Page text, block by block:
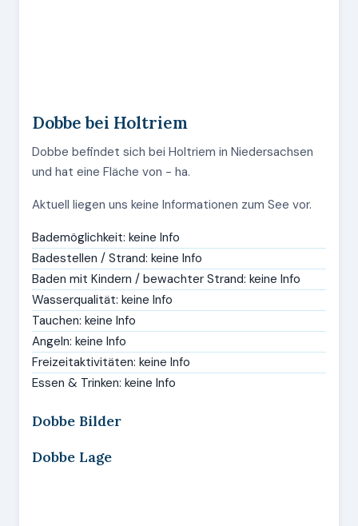
Dobbe bei Holtriem
Dobbe befindet sich bei Holtriem in Niedersachsen
und hat eine Fläche von - ha.
Aktuell liegen uns keine Informationen zum See vor.
Bademöglichkeit: keine Info
Badestellen / Strand: keine Info
Baden mit Kindern / bewachter Strand: keine Info
Wasserqualität: keine Info
Tauchen: keine Info
Angeln: keine Info
Freizeitaktivitäten: keine Info
Essen & Trinken: keine Info
Dobbe Bilder
Dobbe Lage